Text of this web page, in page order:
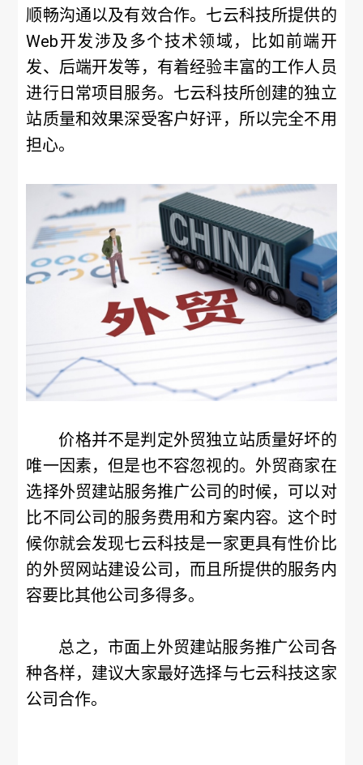
顺畅沟通以及有效合作。七云科技所提供的
Web开发涉及多个技术领域，比如前端开
发、后端开发等，有着经验丰富的工作人员
进行日常项目服务。七云科技所创建的独立
站质量和效果深受客户好评，所以完全不用
担心。
价格并不是判定外贸独立站质量好坏的
唯一因素，但是也不容忽视的。外贸商家在
选择外贸建站服务推广公司的时候，可以对
比不同公司的服务费用和方案内容。这个时
候你就会发现七云科技是一家更具有性价比
的外贸网站建设公司，而且所提供的服务内
容要比其他公司多得多。
总之，市面上外贸建站服务推广公司各
种各样，建议大家最好选择与七云科技这家
公司合作。